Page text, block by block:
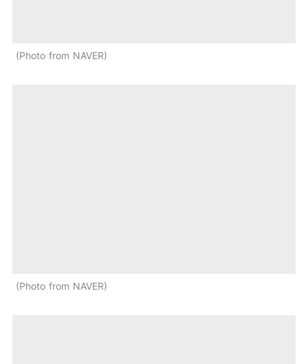
Photo from NAVER
Photo from NAVER